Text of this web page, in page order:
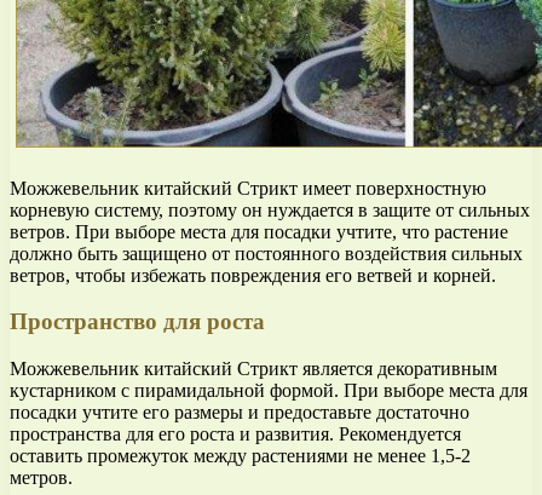
Можжевельник китайский Стрикт имеет поверхностную
корневую систему, поэтому он нуждается в защите от сильных
ветров. При выборе места для посадки учтите, что растение
должно быть защищено от постоянного воздействия сильных
ветров, чтобы избежать повреждения его ветвей и корней.
Пространство для роста
Можжевельник китайский Стрикт является декоративным
кустарником с пирамидальной формой. При выборе места для
посадки учтите его размеры и предоставьте достаточно
пространства для его роста и развития. Рекомендуется
оставить промежуток между растениями не менее 1,5-2
метров.